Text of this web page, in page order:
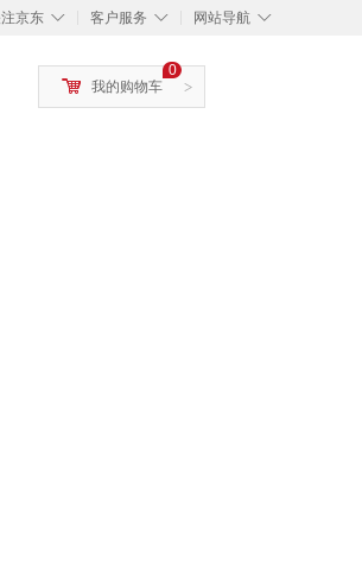
◇
京东 ◇
客户服务 ◇
网站导航
>
0
我的购物车